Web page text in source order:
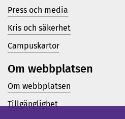
Press och media
Kris och säkerhet
Campuskartor
Om webbplatsen
Om webbplatsen
Tillgänglighet